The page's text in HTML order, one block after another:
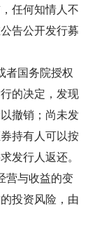
任何知情人不
告公开发行募
者国务院授权
的决定，发现
撤销；尚未发
持有人可以按
发行人返还。
营与收益的变
投资风险，由